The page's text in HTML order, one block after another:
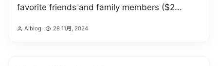
favorite friends and family members ($2...
AIblog 28 11月, 2024